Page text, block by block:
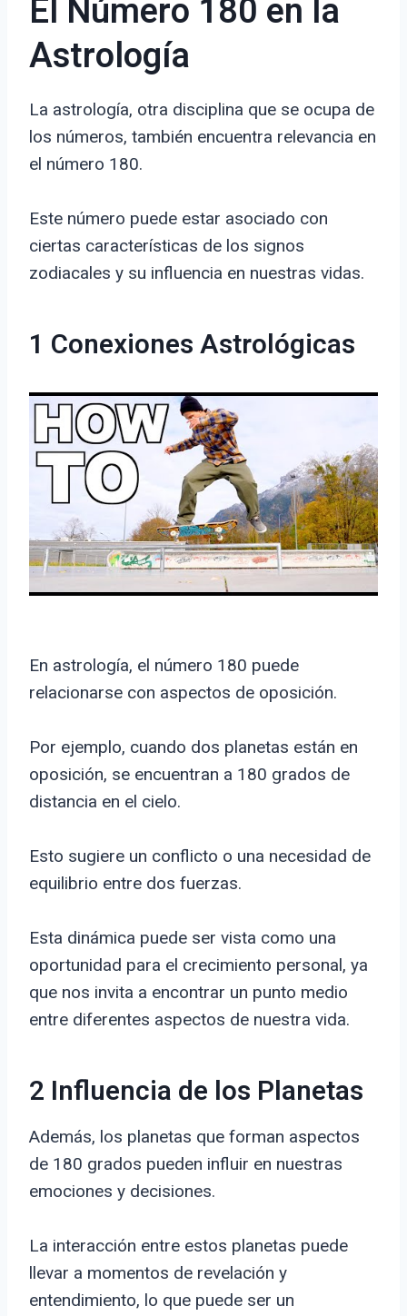
El Número 180 en la
Astrología
La astrología, otra disciplina que se ocupa de
los números, también encuentra relevancia en
el número 180.
Este número puede estar asociado con
ciertas características de los signos
zodiacales y su influencia en nuestras vidas.
1 Conexiones Astrológicas
En astrología, el número 180 puede
relacionarse con aspectos de oposición.
Por ejemplo, cuando dos planetas están en
oposición, se encuentran a 180 grados de
distancia en el cielo.
Esto sugiere un conflicto o una necesidad de
equilibrio entre dos fuerzas.
Esta dinámica puede ser vista como una
oportunidad para el crecimiento personal, ya
que nos invita a encontrar un punto medio
entre diferentes aspectos de nuestra vida.
2 Influencia de los Planetas
Además, los planetas que forman aspectos
de 180 grados pueden influir en nuestras
emociones y decisiones.
La interacción entre estos planetas puede
llevar a momentos de revelación y
entendimiento, lo que puede ser un